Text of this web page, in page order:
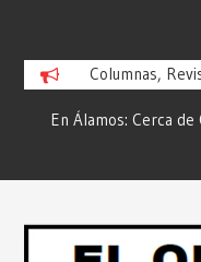
Columnas,
En Álamos: Cerca de
Necesitan… Desde:
Objetivo